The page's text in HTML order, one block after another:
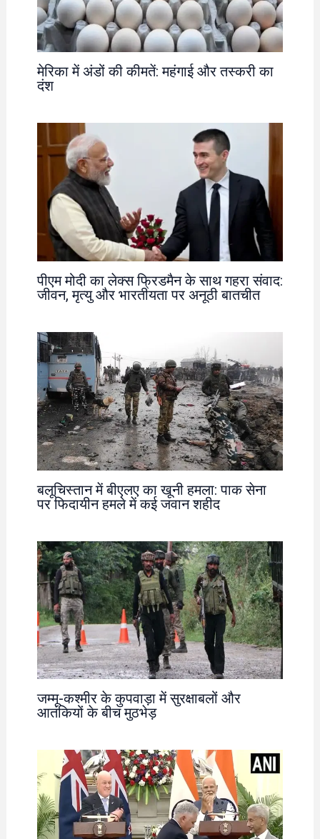
मेरिका में अंडों की कीमतें: महंगाई और तस्करी का
दंश
पीएम मोदी का लेक्स फ्रिडमैन के साथ गहरा संवाद:
जीवन, मृत्यु और भारतीयता पर अनूठी बातचीत
बलूचिस्तान में बीएलए का खूनी हमला: पाक सेना
पर फिदायीन हमले में कई जवान शहीद
जम्मू-कश्मीर के कुपवाड़ा में सुरक्षाबलों और
आतंकियों के बीच मुठभेड़